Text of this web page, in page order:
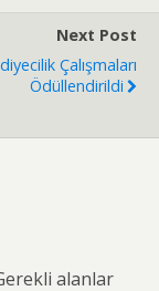
Next Post
Çalışmaları
Ödüllendirildi
alanlar